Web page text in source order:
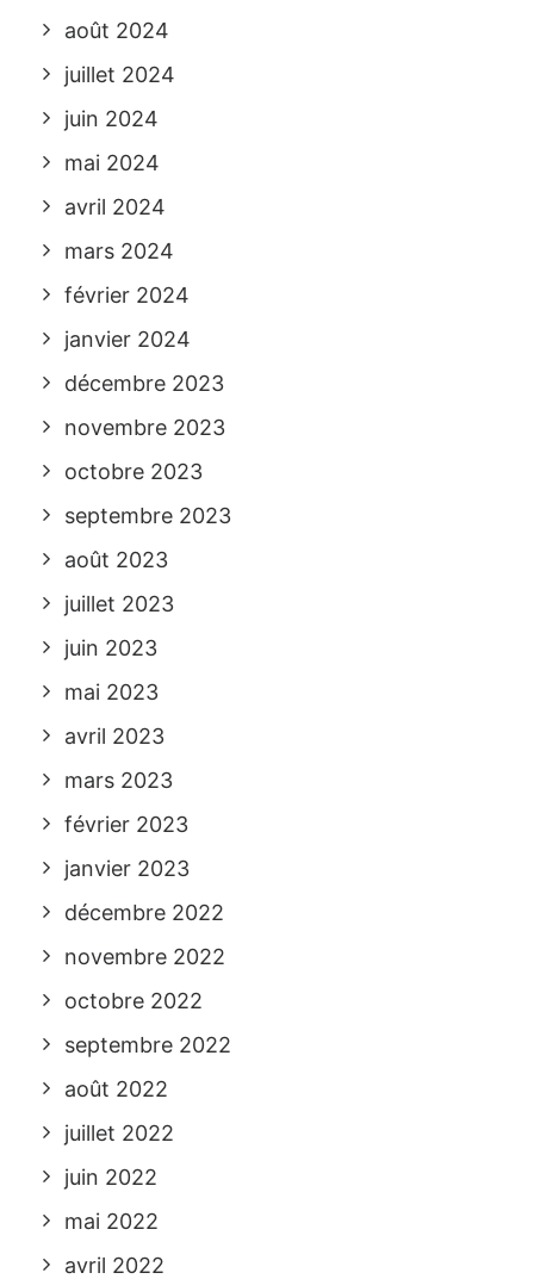
août 2024
juillet 2024
juin 2024
mai 2024
avril 2024
mars 2024
février 2024
janvier 2024
décembre 2023
novembre 2023
octobre 2023
septembre 2023
août 2023
juillet 2023
juin 2023
mai 2023
avril 2023
mars 2023
février 2023
janvier 2023
décembre 2022
novembre 2022
octobre 2022
septembre 2022
août 2022
juillet 2022
juin 2022
mai 2022
avril 2022